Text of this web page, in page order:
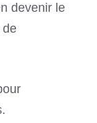
devenir le
de